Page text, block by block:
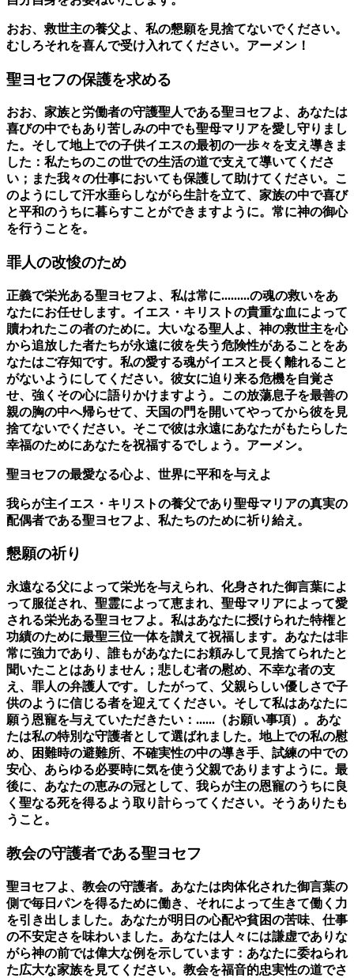
おお、救世主の養父よ、私の懇願を見捨てないでください。
むしろそれを喜んで受け入れてください。アーメン！
聖ヨセフの保護を求める
おお、家族と労働者の守護聖人である聖ヨセフよ、あなたは
喜びの中でもあり苦しみの中でも聖母マリアを愛し守りまし
た。そして地上での子供イエスの最初の一歩々を支え導きま
した：私たちのこの世での生活の道で支えて導いてくださ
い；また我々の仕事においても保護して助けてください。こ
のようにして汗水垂らしながら生計を立て、家族の中で喜び
と平和のうちに暮らすことができますように。常に神の御心
を行うことを。
罪人の改悛のため
正義で栄光ある聖ヨセフよ、私は常に.........の魂の救いをあ
なたにお任せします。イエス・キリストの貴重な血によって
贖われたこの者のために。大いなる聖人よ、神の救世主を心
から追放した者たちが永遠に彼を失う危険性があることをあ
なたはご存知です。私の愛する魂がイエスと長く離れること
がないようにしてください。彼女に迫り来る危機を自覚さ
せ、強くその心に語りかけますよう。この放蕩息子を最善の
親の胸の中へ帰らせて、天国の門を開いてやってから彼を見
捨てないでください。そこで彼は永遠にあなたがもたらした
幸福のためにあなたを祝福するでしょう。アーメン。
聖ヨセフの最愛なる心よ、世界に平和を与えよ
我らが主イエス・キリストの養父であり聖母マリアの真実の
配偶者である聖ヨセフよ、私たちのために祈り給え。
懇願の祈り
永遠なる父によって栄光を与えられ、化身された御言葉によ
って服従され、聖霊によって恵まれ、聖母マリアによって愛
される栄光ある聖ヨセフよ。私はあなたに授けられた特権と
功績のために最聖三位一体を讃えて祝福します。あなたは非
常に強力であり、誰もがあなたにお頼みして見捨てられたと
聞いたことはありません；悲しむ者の慰め、不幸な者の支
え、罪人の弁護人です。したがって、父親らしい優しさで子
供のように信じる者を迎えてください。そして私はあなたに
願う恩寵を与えていただきたい：......（お願い事項）。あな
たは私の特別な守護者として選ばれました。地上での私の慰
め、困難時の避難所、不確実性の中の導き手、試練の中での
安心、あらゆる必要時に気を使う父親でありますように。最
後に、あなたの恵みの冠として、我らが主の恩寵のうちに良
く聖なる死を得るよう取り計らってください。そうありたも
うこと。
教会の守護者である聖ヨセフ
聖ヨセフよ、教会の守護者。あなたは肉体化された御言葉の
側で毎日パンを得るために働き、それによって生きて働く力
を引き出しました。あなたが明日の心配や貧困の苦味、仕事
の不安定さを味わいました。あなたは人々には謙虚でありな
がら神の前では偉大な例を示しています：あなたに委ねられ
た広大な家族を見てください。教会を福音的忠実性の道でさ